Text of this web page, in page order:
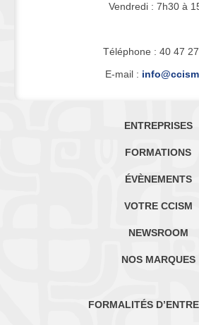
Vendredi : 7h30 à
Téléphone : 40 47
E-mail :
ENTREPRISES
FORMATIONS
ÉVÈNEMENTS
VOTRE CCISM
NEWSROOM
NOS MARQUES
FORMALITÉS